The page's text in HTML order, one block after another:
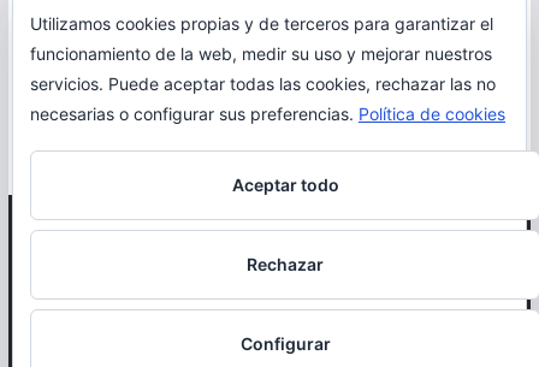
Correr en La Rioja
reservados.
Otro proyecto deMiRioja
Utilizamos cookies propias y de terceros para garantizar el
funcionamiento de la web, medir su uso y mejorar nuestros
servicios. Puede aceptar todas las cookies, rechazar las no
necesarias o configurar sus preferencias. Política de cookies
Aceptar todo
Rechazar
Configurar